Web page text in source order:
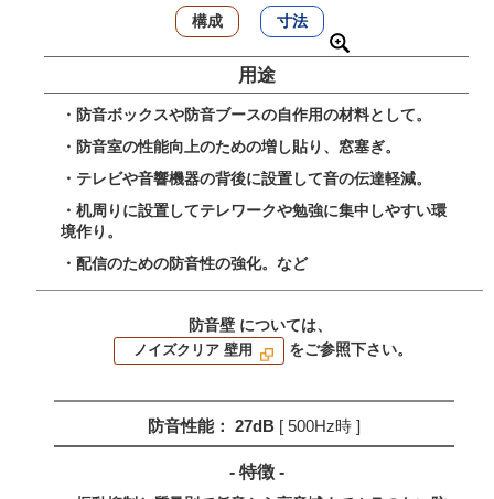
構成 寸法
用途
・防音ボックスや防音ブースの自作用の材料として。
・防音室の性能向上のための増し貼り、窓塞ぎ。
・テレビや音響機器の背後に設置して音の伝達軽減。
・机周りに設置してテレワークや勉強に集中しやすい環
境作り。
・配信のための防音性の強化。など
防音壁 については、
ノイズクリア 壁用 をご参照下さい。
防音性能： 27dB [ 500Hz時 ]
- 特徴 -